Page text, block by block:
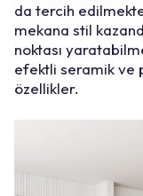
da tercih
mekana stil
noktası
efektli seramik ve
özellikler.